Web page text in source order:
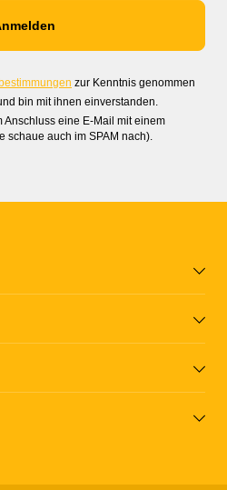
zur Kenntnis genommen
bin mit ihnen einverstanden.
Anschluss eine E-Mail mit einem
schaue auch im SPAM nach).